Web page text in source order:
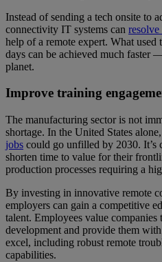
Instead of sending a tech onsite to
connectivity IT systems can
help of a remote expert. What used
days can be achieved much faster
planet.
Improve training
The manufacturing sector is not
shortage. In the United States
jobs could go unfilled by 2030. It’s
shorten time to value for their
production processes requiring a
By investing in innovative remote
employers can gain a competitive
talent. Employees value
development and provide them
excel, including robust remote
capabilities.